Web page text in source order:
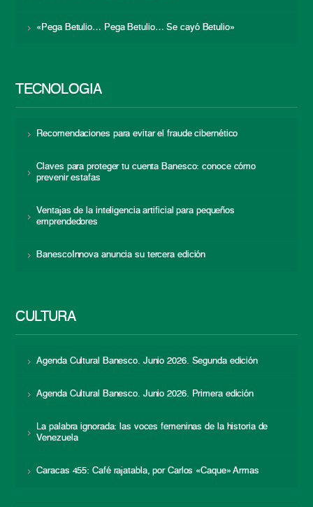
«Pega Betulio… Pega Betulio… Se cayó Betulio»
TECNOLOGÍA
Recomendaciones para evitar el fraude cibernético
Claves para proteger tu cuenta Banesco: conoce cómo
prevenir estafas
Ventajas de la inteligencia artificial para pequeños
emprendedores
BanescoInnova anuncia su tercera edición
CULTURA
Agenda Cultural Banesco. Junio 2026. Segunda edición
Agenda Cultural Banesco. Junio 2026. Primera edición
La palabra ignorada: las voces femeninas de la historia de
Venezuela
Caracas 455: Café rajatabla, por Carlos «Caque» Armas